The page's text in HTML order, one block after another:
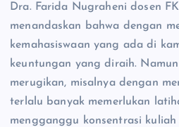
Dra. Farida Nugraheni dosen
menandaskan bahwa dengan
kemahasiswaan yang ada di
keuntungan yang diraih.
merugikan, misalnya dengan
terlalu banyak memerlukan
mengganggu konsentrasi